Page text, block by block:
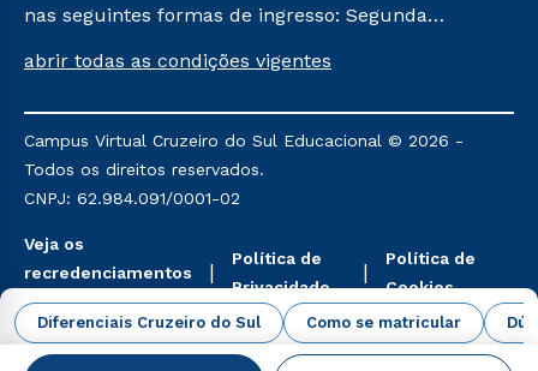
Diferenciais Cruzeiro do Sul Como se matricular
nas seguintes formas de ingresso: Segunda
Já para as demais, a taxa de matrícula será de R$
mencionadas são referentes aos cursos: Ensino
Religioso, Geografia para a Docência e Metodologia
do Ensino de História: Questões Atuais.
abrir todas as condições vigentes
Campus Virtual Cruzeiro do Sul Educacional © 2026 -
Todos os direitos reservados.
CNPJ: 62.984.091/0001-02
Veja os
recredenciamentos
aqui
Política de
Privacidade
Política de
Cookies